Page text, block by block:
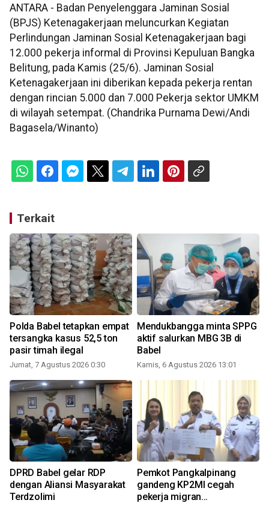
ANTARA - Badan Penyelenggara Jaminan Sosial
(BPJS) Ketenagakerjaan meluncurkan Kegiatan
Perlindungan Jaminan Sosial Ketenagakerjaan bagi
12.000 pekerja informal di Provinsi Kepuluan Bangka
Belitung, pada Kamis (25/6). Jaminan Sosial
Ketenagakerjaan ini diberikan kepada pekerja rentan
dengan rincian 5.000 dan 7.000 Pekerja sektor UMKM
di wilayah setempat. (Chandrika Purnama Dewi/Andi
Bagasela/Winanto)
Terkait
Polda Babel tetapkan empat
tersangka kasus 52,5 ton
pasir timah ilegal
Jumat, 7 Agustus 2026 0:30
Mendukbangga minta SPPG
aktif salurkan MBG 3B di
Babel
Kamis, 6 Agustus 2026 13:01
DPRD Babel gelar RDP
dengan Aliansi Masyarakat
Terdzolimi
Pemkot Pangkalpinang
gandeng KP2MI cegah
pekerja migran